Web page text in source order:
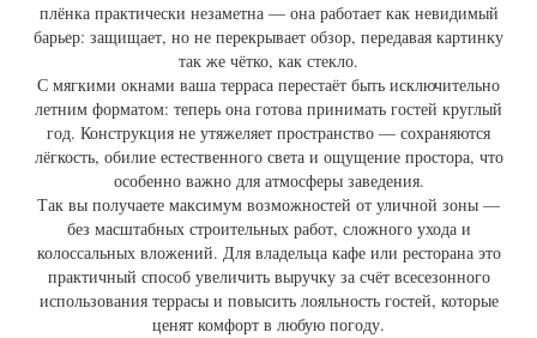
плёнка практически незаметна — она работает как невидимый
барьер: защищает, но не перекрывает обзор, передавая картинку
так же чётко, как стекло.
С мягкими окнами ваша терраса перестаёт быть исключительно
летним форматом: теперь она готова принимать гостей круглый
год. Конструкция не утяжеляет пространство — сохраняются
лёгкость, обилие естественного света и ощущение простора, что
особенно важно для атмосферы заведения.
Так вы получаете максимум возможностей от уличной зоны —
без масштабных строительных работ, сложного ухода и
колоссальных вложений. Для владельца кафе или ресторана это
практичный способ увеличить выручку за счёт всесезонного
использования террасы и повысить лояльность гостей, которые
ценят комфорт в любую погоду.